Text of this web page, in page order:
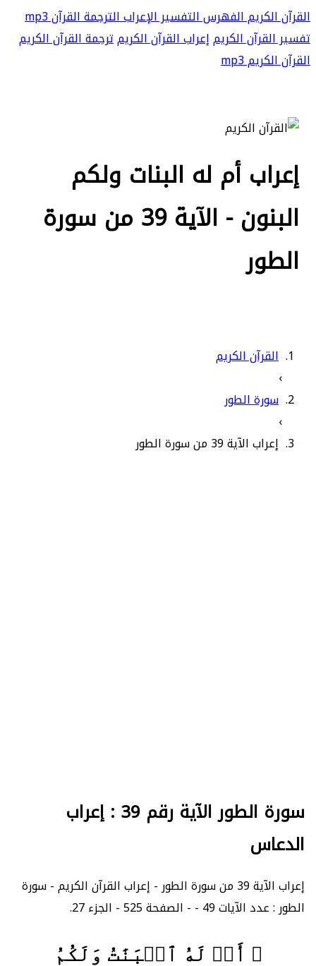
القرآن الكريمالفهرسالتفسيرالإعرابالترجمةالقرآن mp3
تفسير القرآن الكريمإعراب القرآن الكريمترجمة القرآن الكريم
القرآن الكريم mp3
إعراب أم له البنات ولكم
البنون - الآية 39 من سورة
الطور
القرآن الكريم
›
سورة الطور
›
إعراب الآية 39 من سورة الطور
سورة الطور الآية رقم 39 : إعراب
الدعاس
إعراب الآية 39 من سورة الطور - إعراب القرآن الكريم - سورة
الطور : عدد الآيات 49 - - الصفحة 525 - الجزء 27.
﴿ أَمۡ لَهُ ٱلۡبَنَٰتُ وَلَكُمُ